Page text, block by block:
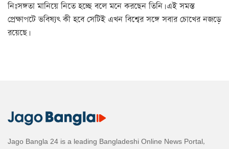
নিঃসঙ্গতা মানিয়ে নিতে হচ্ছে বলে মনে করছেন তিনি। এই সমস্ত
প্রেক্ষাপটে ভবিষ্যৎ কী হবে সেটিই এখন বিশ্বের সঙ্গে সবার চোখের নজড়ে
রয়েছে।
Jago Bangla 24 is a leading Bangladeshi Online News Portal,